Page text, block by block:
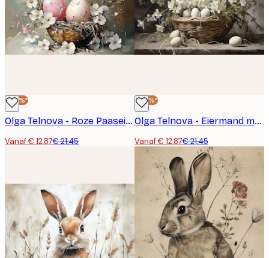
-40%*
Olga Telnova - Roze Paaseieren met Lentebloesem Poster
Vanaf € 12,87€ 21,45
-40%*
Olga Telnova - Eiermand met Witte Bloesems Poster
Vanaf € 12,87€ 21,45